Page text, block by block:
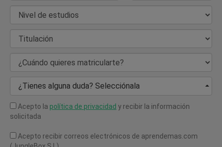
Nivel de estudios
Titulación
¿Cuándo quieres matricularte?
¿Tienes alguna duda? Selecciónala
Acepto la política de privacidad y recibir la información
solicitada
Acepto recibir correos electrónicos de aprendemas.com